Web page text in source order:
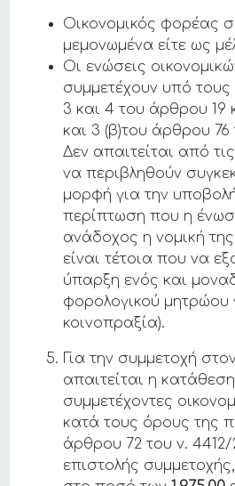
Οικονομικός φορέας
μεμονωμένα είτε ως
Οι ενώσεις
συμμετέχουν υπό
3 και 4 του άρθρου 19
και 3 (β)του άρθρου 76
Δεν απαιτείται από
να περιβληθούν
μορφή για την
περίπτωση που η
ανάδοχος η νομική
είναι τέτοια που να
ύπαρξη ενός και
φορολογικού μητρώου
κοινοπραξία).
Για την συμμετοχή
απαιτείται η
συμμετέχοντες
κατά τους όρους της
άρθρου 72 του ν. 4412/
επιστολής